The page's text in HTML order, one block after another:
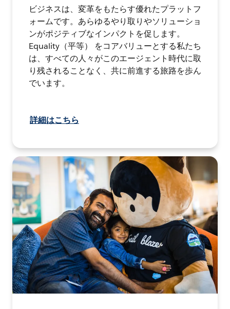
ビジネスは、変革をもたらす優れたプラットフ
ォームです。あらゆるやり取りやソリューショ
ンがポジティブなインパクトを促します。
Equality（平等） をコアバリューとする私たち
は、すべての人々がこのエージェント時代に取
り残されることなく、共に前進する旅路を歩ん
でいます。
詳細はこちら